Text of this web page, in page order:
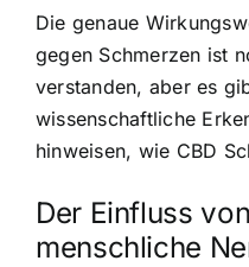
Die genaue
gegen Schmerzen ist
verstanden, aber es
wissenschaftliche
hinweisen, wie CBD
Der Einfluss
menschliche